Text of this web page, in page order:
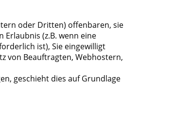
oder Dritten) offenbaren, sie
(z.B. wenn eine
ist), Sie eingewilligt
von Beauftragten, Webhostern,
geschieht dies auf Grundlage